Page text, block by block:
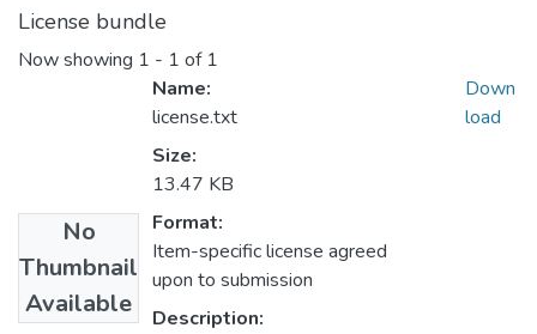
License bundle
Now showing 1 - 1 of 1
No
Thumbnail
Available
Name:
license.txt
Size:
13.47 KB
Format:
Item-specific license agreed
upon to submission
Description:
Down
load